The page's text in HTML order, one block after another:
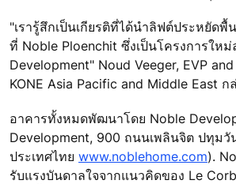
"เรารู้สึกเป็นเกียรติที่ได้นำลิฟต์ประหยัด
ที่ Noble Ploenchit ซึ่งเป็นโครงการให
Development" Noud Veeger, EVP
KONE Asia Pacific and Middle East ก
อาคารทั้งหมดพัฒนาโดย Noble
Development, 900 ถนนเพลินจิต ปทุมวั
ประเทศไทย www.noblehome.com).
รับแรงบันดาลใจจากแนวคิดของ Le